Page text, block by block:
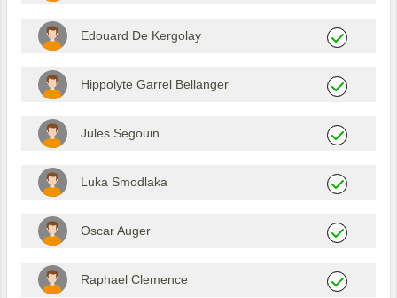
Edouard De Kergolay
Hippolyte Garrel Bellanger
Jules Segouin
Luka Smodlaka
Oscar Auger
Raphael Clemence